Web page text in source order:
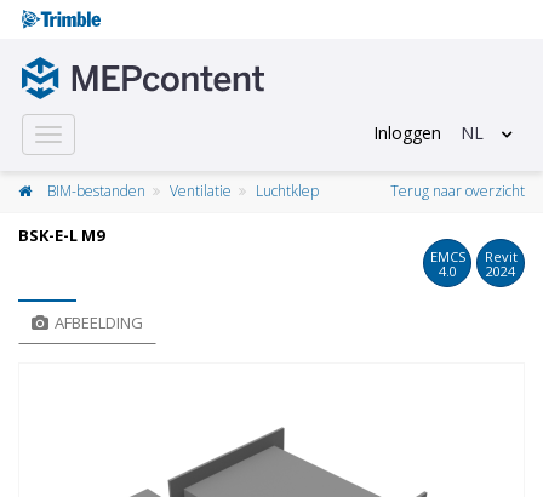
Toggle
navigation
Inloggen NL
BIM-bestanden Ventilatie Luchtklep Terug naar overzicht
BSK-E-L M9
EMCS
4.0
Revit
2024
AFBEELDING